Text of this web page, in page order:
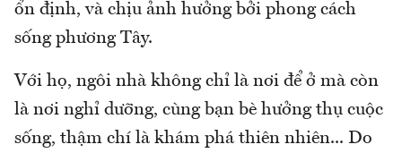
ổn định, và chịu ảnh hưởng bởi phong cách
sống phương Tây.
Với họ, ngôi nhà không chỉ là nơi để ở mà còn
là nơi nghỉ dưỡng, cùng bạn bè hưởng thụ cuộc
sống, thậm chí là khám phá thiên nhiên... Do